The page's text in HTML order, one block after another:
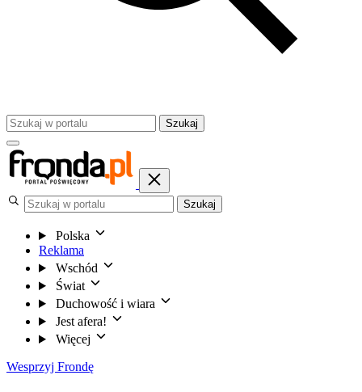
Szukaj
Szukaj
Polska
Reklama
Wschód
Świat
Duchowość i wiara
Jest afera!
Więcej
Wesprzyj Frondę